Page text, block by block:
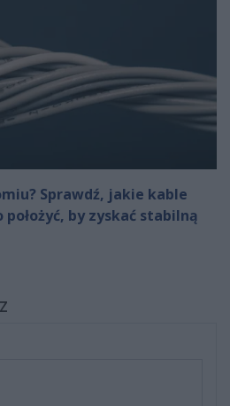
Sprawdź, jakie kable
by zyskać stabilną